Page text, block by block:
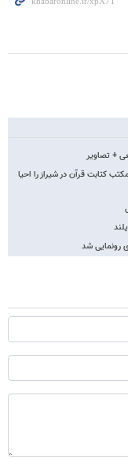
+ تصاویر
کتابت قرآن در شیراز را احیا
رونمایی شد